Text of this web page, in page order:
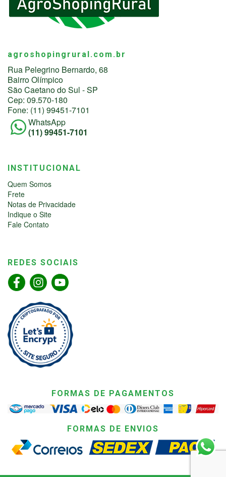
agroshopingrural.com.br
Rua Pelegrino Bernardo, 68
Bairro Olímpico
São Caetano do Sul - SP
Cep: 09.570-180
Fone: (11) 99451-7101
WhatsApp
(11) 99451-7101
INSTITUCIONAL
Quem Somos
Frete
Notas de Privacidade
Indique o Site
Fale Contato
REDES SOCIAIS
FORMAS DE PAGAMENTOS
FORMAS DE ENVIOS